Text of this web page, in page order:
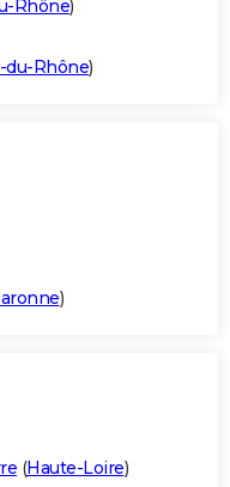
Rhône)
du-Rhône)
)
(Haute-Loire)